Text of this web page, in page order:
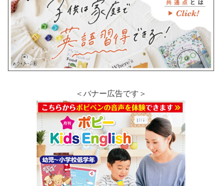
＜バナー広告です＞